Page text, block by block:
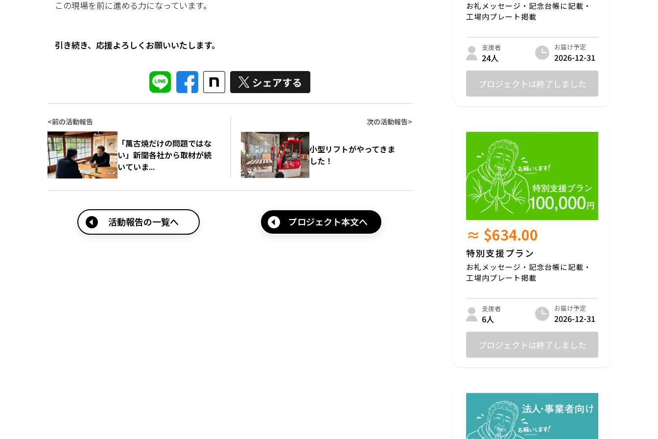
この現場を前に進める力になっています。
引き続き、応援よろしくお願いいたします。
<前の活動報告
「萬古焼だけの問題ではな
い」新聞各社から取材が続
いていま...
小型リフトがやってきま
した！
次の活動報告>
活動報告の一覧へ プロジェクト本文へ
お礼メッセージ・記念台帳に記載・
工場内プレート掲載
支援者
24人
お届け予定
2026-12-31
プロジェクトは終了しました
≈ $634.00
特別支援プラン
お礼メッセージ・記念台帳に記載・
工場内プレート掲載
支援者
6人
お届け予定
2026-12-31
プロジェクトは終了しました